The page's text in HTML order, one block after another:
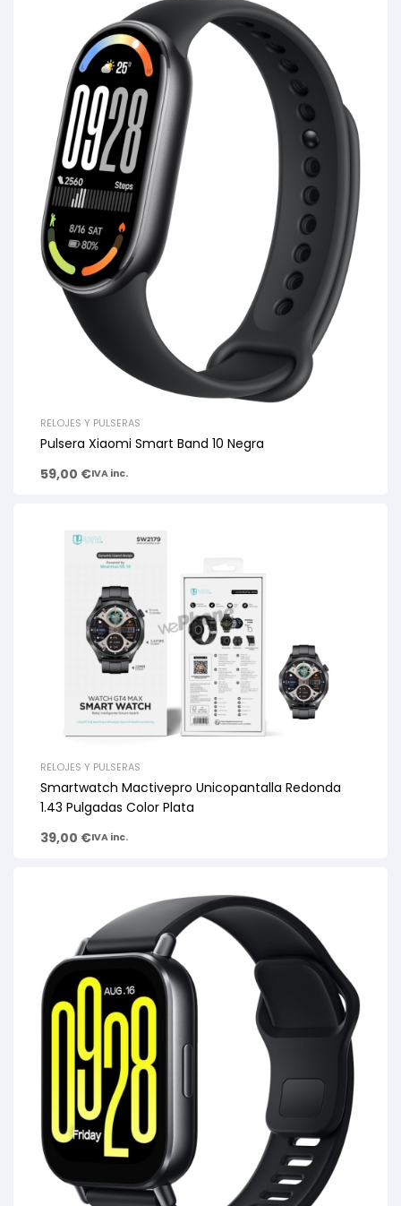
RELOJES Y PULSERAS
Pulsera Xiaomi Smart Band 10 Negra
59,00 €IVA inc.
RELOJES Y PULSERAS
Smartwatch Mactivepro Unicopantalla Redonda
1.43 Pulgadas Color Plata
39,00 €IVA inc.